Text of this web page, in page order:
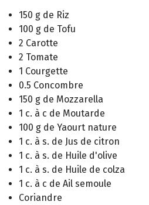
150 g de Riz
100 g de Tofu
2 Carotte
2 Tomate
1 Courgette
0.5 Concombre
150 g de Mozzarella
1 c. à c de Moutarde
100 g de Yaourt nature
1 c. à s. de Jus de citron
1 c. à s. de Huile d'olive
1 c. à s. de Huile de colza
1 c. à c de Ail semoule
Coriandre